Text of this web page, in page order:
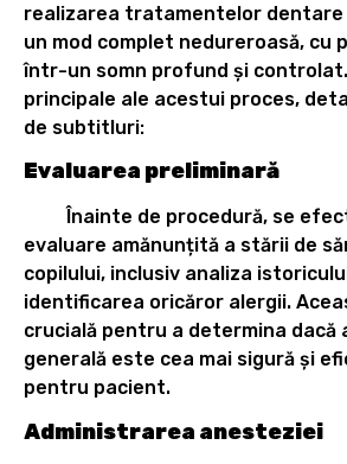
realizarea tratamentelor
un mod complet nedureroasă, cu
într-un somn profund și
principale ale acestui proces,
de subtitluri:
Evaluarea preliminară
Înainte de procedură, se
evaluare amănunțită a stării de
copilului, inclusiv analiza
identificarea oricăror alergii.
crucială pentru a determina dacă
generală este cea mai sigură și
pentru pacient.
Administrarea anesteziei